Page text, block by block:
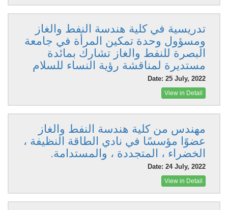
تدريسية في كلية هندسة النفط والغاز
ومسؤول وحدة تمكين المرأة في جامعة
البصرة للنفط والغاز تشارك بمائدة
مستديرة لمناقشة رؤية النساء للسلام
Date: 25 July, 2022
View in Detail
مهندس من كلية هندسة النفط والغاز
عضوًا مؤسسًا في نادي الطاقة النظيفة ،
الخضراء ، المتجددة ، والمستدامة.
Date: 24 July, 2022
View in Detail